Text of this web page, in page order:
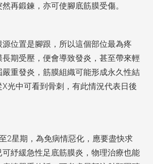
再鍛鍊，亦可使腳底筋膜受傷。
位置是腳跟，所以這個部位最為疼
期受壓，便會導致發炎，甚至帶來輕
重發炎，筋膜組織可能形成永久性結
光中可看到骨刺，有此情況代表日後
2星期，為免病情惡化，應要盡快求
紓緩急性足底筋膜炎，物理治療也能